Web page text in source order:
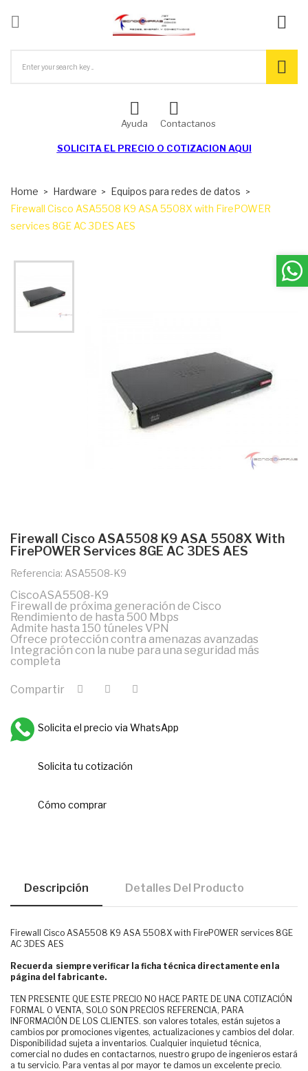

Ayuda Contactanos
SOLICITA EL PRECIO O COTIZACION AQUI
Home Hardware
Equipos para redes de datos
Firewall Cisco ASA5508 K9 ASA 5508X with FirePOWER
services 8GE AC 3DES AES
Firewall Cisco ASA5508 K9 ASA 5508X With
FirePOWER Services 8GE AC 3DES AES
Referencia: ASA5508-K9
CiscoASA5508-K9
Firewall de próxima generación de Cisco
Rendimiento de hasta 500 Mbps
Admite hasta 150 túneles VPN
Ofrece protección contra amenazas avanzadas
Integración con la nube para una seguridad más
completa
Compartir
Solicita el precio via WhatsApp
Solicita tu cotización
Cómo comprar
Descripción Detalles Del Producto
Firewall Cisco ASA5508 K9 ASA 5508X with FirePOWER services 8GE
AC 3DES AES
Recuerda siempre verificar la ficha técnica directamente en la
página del fabricante.
TEN PRESENTE QUE ESTE PRECIO NO HACE PARTE DE UNA COTIZACIÓN
FORMAL O VENTA, SOLO SON PRECIOS REFERENCIA, PARA
INFORMACIÓN DE LOS CLIENTES. son valores totales, están sujetos a
cambios por promociones vigentes, actualizaciones y cambios del dolar.
Disponibilidad sujeta a inventarios. Cualquier inquietud técnica,
comercial no dudes en contactarnos, nuestro grupo de ingenieros estará
a tu servicio. Para ventas al por mayor te damos un excelente precio.